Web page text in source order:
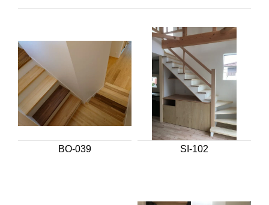
一般の方
カタログ請求・お問合せ
事業者の方
カタログ請求・お問合せ
SKELETON SPIRAL STORAGE
SLIDE
すべり台
BOX
BOX階段
HANDRAIL
手すり
BO-039 SI-102